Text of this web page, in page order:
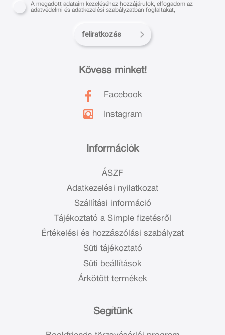
Információk
ÁSZF
Adatkezelési nyilatkozat
Szállítási információ
Tájékoztató a Simple fizetésről
Értékelési és hozzászólási szabályzat
Süti tájékoztató
Süti beállítások
Árkötött termékek
Segítünk
Kövess minket!
Facebook
Instagram
A megadott adataim kezeléséhez hozzájárulok, elfogadom az
adatvédelmi és adatkezelési szabályzatban foglaltakat,
feliratkozás